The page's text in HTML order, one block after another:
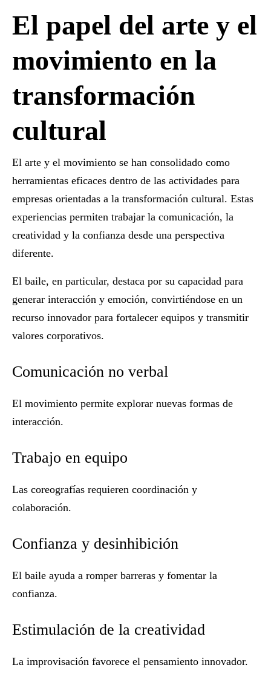
El papel del arte y el
movimiento en la
transformación
cultural
El arte y el movimiento se han consolidado como
herramientas eficaces dentro de las actividades para
empresas orientadas a la transformación cultural. Estas
experiencias permiten trabajar la comunicación, la
creatividad y la confianza desde una perspectiva
diferente.
El baile, en particular, destaca por su capacidad para
generar interacción y emoción, convirtiéndose en un
recurso innovador para fortalecer equipos y transmitir
valores corporativos.
Comunicación no verbal
El movimiento permite explorar nuevas formas de
interacción.
Trabajo en equipo
Las coreografías requieren coordinación y
colaboración.
Confianza y desinhibición
El baile ayuda a romper barreras y fomentar la
confianza.
Estimulación de la creatividad
La improvisación favorece el pensamiento innovador.